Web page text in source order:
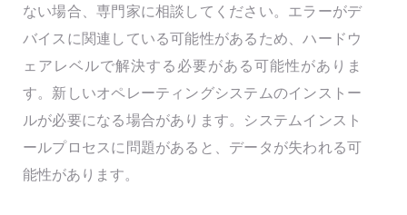
ない場合、専門家に相談してください。エラーがデ
バイスに関連している可能性があるため、ハードウ
ェアレベルで解決する必要がある可能性がありま
す。新しいオペレーティングシステムのインストー
ルが必要になる場合があります。システムインスト
ールプロセスに問題があると、データが失われる可
能性があります。